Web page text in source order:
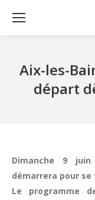
Aix-les-
départ
Dimanche 9
démarrera pour
Le programme